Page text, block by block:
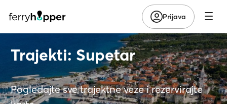
Prijava
Trajekti: Supetar
Pogledajte sve trajektne veze i rezervirajte